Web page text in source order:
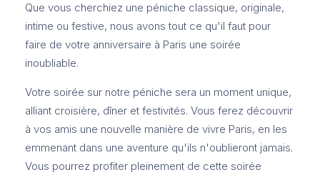
Que vous cherchiez une péniche classique, originale,
intime ou festive, nous avons tout ce qu'il faut pour
faire de votre anniversaire à Paris une soirée
inoubliable.
Votre soirée sur notre péniche sera un moment unique,
alliant croisière, dîner et festivités. Vous ferez découvrir
à vos amis une nouvelle manière de vivre Paris, en les
emmenant dans une aventure qu'ils n'oublieront jamais.
Vous pourrez profiter pleinement de cette soirée